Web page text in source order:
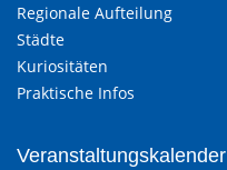
Regionale Aufteilung
Städte
Kuriositäten
Praktische Infos
Veranstaltungskalender